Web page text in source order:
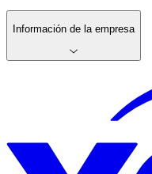
Información de la empresa